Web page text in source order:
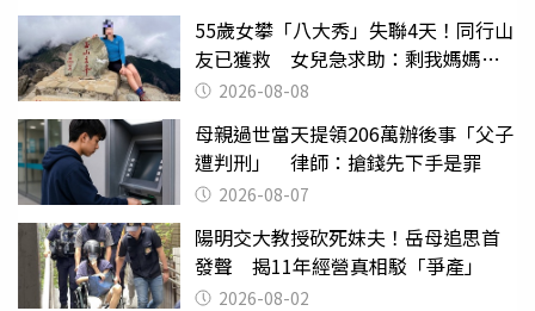
55歲女攀「八大秀」失聯4天！同行山
友已獲救 女兒急求助：剩我媽媽還
沒找到
2026-08-08
母親過世當天提領206萬辦後事「父子
遭判刑」 律師：搶錢先下手是罪
2026-08-07
陽明交大教授砍死妹夫！岳母追思首
發聲 揭11年經營真相駁「爭產」
2026-08-02